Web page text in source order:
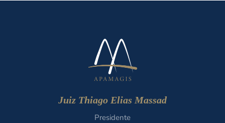
Juiz Thiago Elias Massad
Presidente